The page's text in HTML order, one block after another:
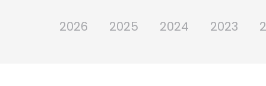
2026 2025 2024 2023